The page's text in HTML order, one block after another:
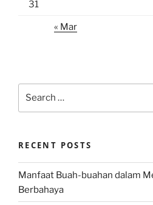
31
« Mar
RECENT POSTS
Manfaat Buah-buahan dalam
Berbahaya